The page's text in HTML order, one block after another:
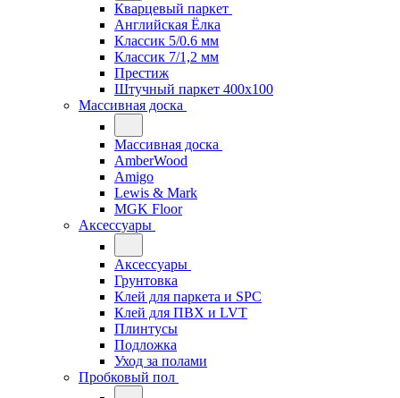
Кварцевый паркет
Английская Ёлка
Классик 5/0.6 мм
Классик 7/1,2 мм
Престиж
Штучный паркет 400x100
Массивная доска
Массивная доска
AmberWood
Amigo
Lewis & Mark
MGK Floor
Аксессуары
Аксессуары
Грунтовка
Клей для паркета и SPC
Клей для ПВХ и LVT
Плинтусы
Подложка
Уход за полами
Пробковый пол